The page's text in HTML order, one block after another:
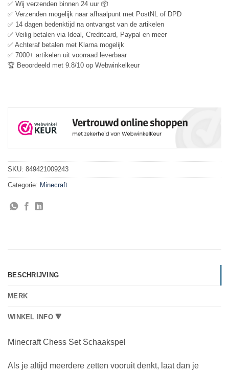
✅ Wij verzenden binnen 24 uur 📦
✅ Verzenden mogelijk naar afhaalpunt met PostNL of DPD
✅ 14 dagen bedenktijd na ontvangst van de artikelen
✅ Veilig betalen via Ideal, Creditcard, Paypal en meer
✅ Achteraf betalen met Klarna mogelijk
✅ 7000+ artikelen uit voorraad leverbaar
🏆 Beoordeeld met 9.8/10 op Webwinkelkeur
SKU: 849421009243
Categorie: Minecraft
BESCHRIJVING
MERK
WINKEL INFO 🔻
Minecraft Chess Set Schaakspel
Als je altijd meerdere zetten vooruit denkt, laat dan je